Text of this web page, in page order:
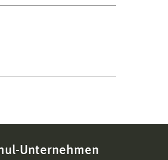
Unternehmen